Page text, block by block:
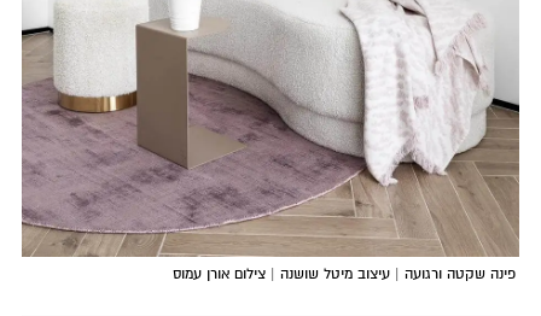
פינה שקטה ורגועה | עיצוב מיטל שושנה | צילום אורן עמוס